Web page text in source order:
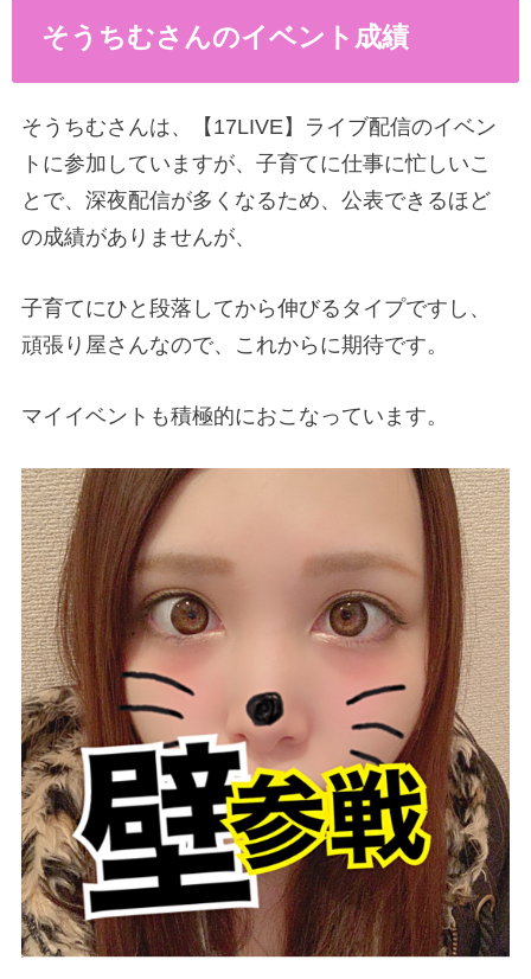
そうちむさんのイベント成績
そうちむさんは、【17LIVE】ライブ配信のイベン
トに参加していますが、子育てに仕事に忙しいこ
とで、深夜配信が多くなるため、公表できるほど
の成績がありませんが、
子育てにひと段落してから伸びるタイプですし、
頑張り屋さんなので、これからに期待です。
マイイベントも積極的におこなっています。